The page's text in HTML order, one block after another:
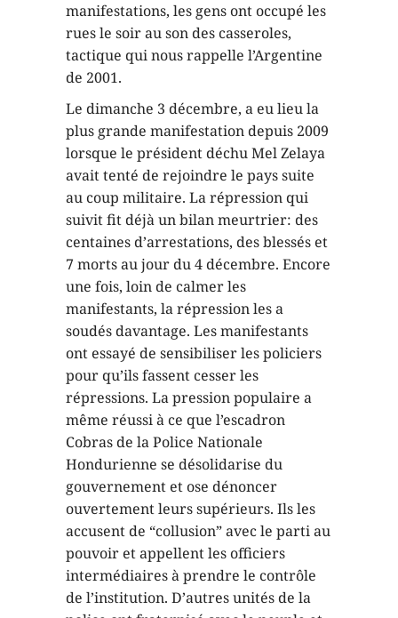
manifestations, les gens ont occupé les
rues le soir au son des casseroles,
tactique qui nous rappelle l’Argentine
de 2001.
Le dimanche 3 décembre, a eu lieu la
plus grande manifestation depuis 2009
lorsque le président déchu Mel Zelaya
avait tenté de rejoindre le pays suite
au coup militaire. La répression qui
suivit fit déjà un bilan meurtrier: des
centaines d’arrestations, des blessés et
7 morts au jour du 4 décembre. Encore
une fois, loin de calmer les
manifestants, la répression les a
soudés davantage. Les manifestants
ont essayé de sensibiliser les policiers
pour qu’ils fassent cesser les
répressions. La pression populaire a
même réussi à ce que l’escadron
Cobras de la Police Nationale
Hondurienne se désolidarise du
gouvernement et ose dénoncer
ouvertement leurs supérieurs. Ils les
accusent de “collusion” avec le parti au
pouvoir et appellent les officiers
intermédiaires à prendre le contrôle
de l’institution. D’autres unités de la